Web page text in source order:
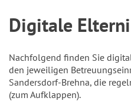
Digitale
Nachfolgend finden Sie
den jeweiligen
Sandersdorf-Brehna, die
(zum Aufklappen).